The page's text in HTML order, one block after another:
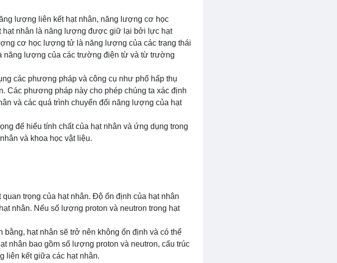
lượng liên kết hạt nhân, năng lượng cơ học
nhân là năng lượng được giữ lại bởi lực hạt
cơ học lượng tử là năng lượng của các trạng thái
lượng của các trường điện từ và từ trường
các phương pháp và công cụ như phổ hấp thụ
Các phương pháp này cho phép chúng ta xác định
và các quá trình chuyển đổi năng lượng của hạt
để hiểu tính chất của hạt nhân và ứng dụng trong
và khoa học vật liệu.
trọng của hạt nhân. Độ ổn định của hạt nhân
nhân. Nếu số lượng proton và neutron trong hạt
hạt nhân sẽ trở nên không ổn định và có thể
nhân bao gồm số lượng proton và neutron, cấu trúc
liên kết giữa các hạt nhân.